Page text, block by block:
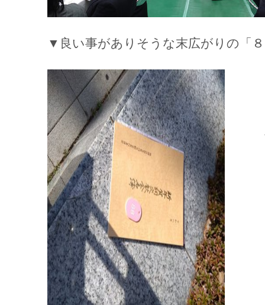
▼良い事がありそうな末広がりの「